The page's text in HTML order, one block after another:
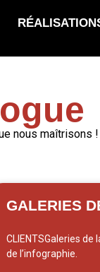
nous maîtrisons !
GALERIES
CLIENTSGaleries
de l’infographie.